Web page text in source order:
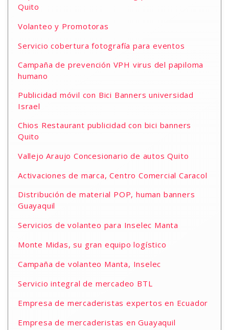
Quito
Volanteo y Promotoras
Servicio cobertura fotografía para eventos
Campaña de prevención VPH virus del papiloma
humano
Publicidad móvil con Bici Banners universidad
Israel
Chios Restaurant publicidad con bici banners
Quito
Vallejo Araujo Concesionario de autos Quito
Activaciones de marca, Centro Comercial Caracol
Distribución de material POP, human banners
Guayaquil
Servicios de volanteo para Inselec Manta
Monte Midas, su gran equipo logístico
Campaña de volanteo Manta, Inselec
Servicio integral de mercadeo BTL
Empresa de mercaderistas expertos en Ecuador
Empresa de mercaderistas en Guayaquil